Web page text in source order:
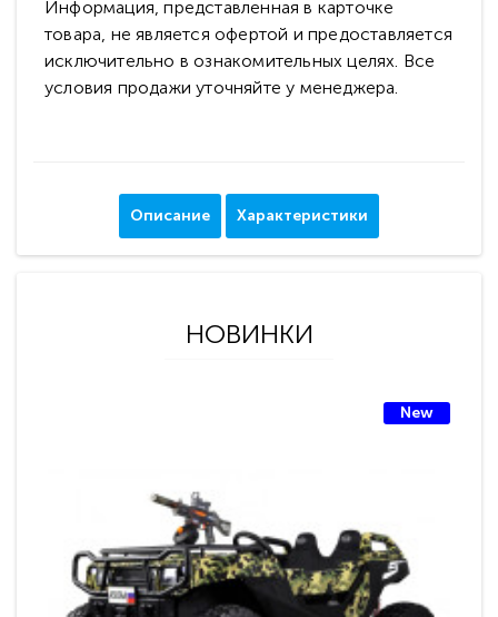
Информация, представленная в карточке
товара, не является офертой и предоставляется
исключительно в ознакомительных целях. Все
условия продажи уточняйте у менеджера.
Описание Характеристики
НОВИНКИ
New